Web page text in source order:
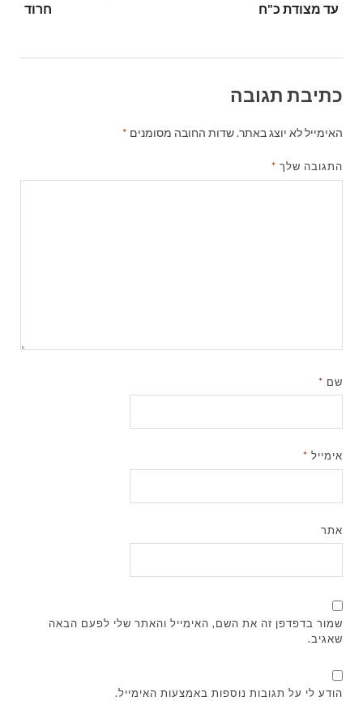
עד מצודת כ"ח
חרוד
כתיבת תגובה
האימייל לא יוצג באתר.שדות החובה מסומנים *
התגובה שלך *
שם *
אימייל *
אתר
שמור בדפדפן זה את השם, האימייל והאתר שלי לפעם הבאה
שאגיב.
הודע לי על תגובות נוספות באמצעות האימייל.